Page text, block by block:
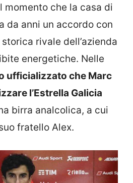
momento che la casa di
da anni un accordo con
storica rivale dell’azienda
energetiche. Nelle
ufficializzato che Marc
l’Estrella Galicia
birra analcolica, a cui
fratello Alex.